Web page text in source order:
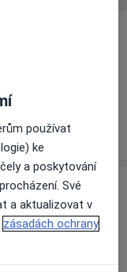
k dispozici
používat
ke
a poskytování
Své
a aktualizovat v
zásadách ochrany